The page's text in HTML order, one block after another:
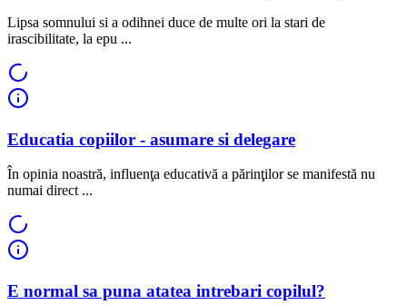
Lipsa somnului si a odihnei duce de multe ori la stari de
irascibilitate, la epu ...
Educatia copiilor - asumare si delegare
În opinia noastră, influenţa educativă a părinţilor se manifestă nu
numai direct ...
E normal sa puna atatea intrebari copilul?